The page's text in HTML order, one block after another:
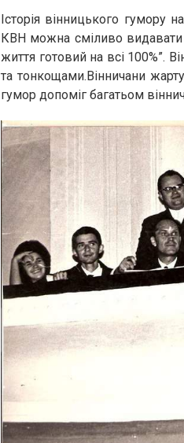
Історія вінницького гумору
КВН можна сміливо
життя готовий на всі 100%”.
та тонкощами.Вінничани
гумор допоміг багатьом